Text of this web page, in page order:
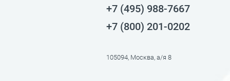
+7 (495) 988-7667
+7 (800) 201-0202
105094, Москва, а/я 8